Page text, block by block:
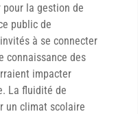
la gestion de
public de
à se connecter
connaissance des
impacter
La fluidité de
un climat scolaire